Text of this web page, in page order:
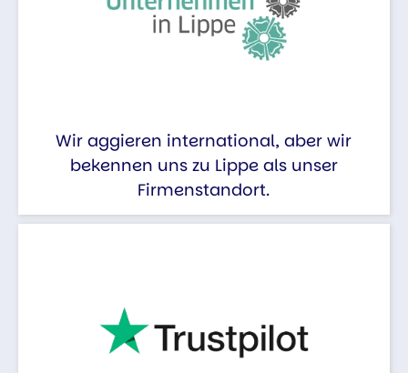
Wir aggieren international, aber wir
bekennen uns zu Lippe als unser
Firmenstandort.